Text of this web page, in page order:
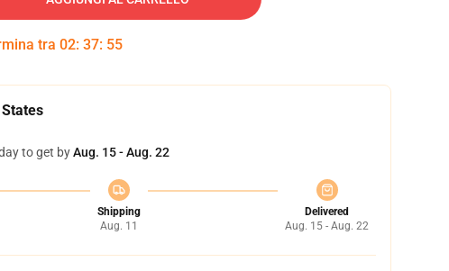
tra 02: 37: 54
to get byAug. 15 - Aug. 22
Shipping
Aug. 11
Delivered
Aug. 15 - Aug. 22